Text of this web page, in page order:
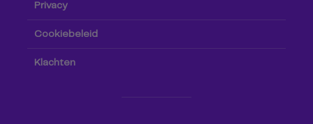
Privacy
Cookiebeleid
Klachten